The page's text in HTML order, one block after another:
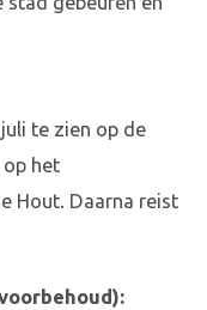
te zien op de
op het
Hout. Daarna reist